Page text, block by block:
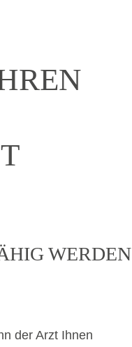
WERDEN
der Arzt Ihnen